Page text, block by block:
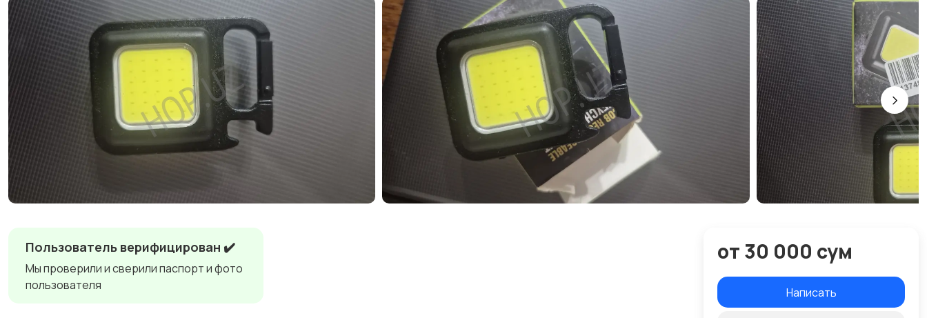
Пользователь верифицирован ✔️
Мы проверили и сверили паспорт и фото
пользователя
от 30 000 сум
Написать